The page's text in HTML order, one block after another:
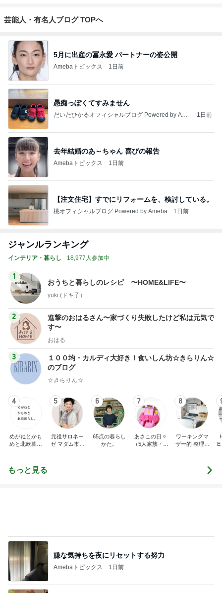
芸能人・有名人ブログ TOPへ
5月に出産の冨永愛 パートナーの姿公開
Amebaトピックス 1日前
愚痴っぽくてすみません
だいたひかるオフィシャルブログ Powered by Ame
1日前
去年結婚のあ～ちゃん 喜びの報告
Amebaトピックス 1日前
【注文住宅】すでにリフォームを、検討している。
桃オフィシャルブログ Powered by Ameba 1日前
ジャンルランキング
インテリア・暮らし 18,977人参加中
1
おうちと暮らしのレシピ 〜HOME&LIFE〜
yuki (ドキ子）
2
進撃のおはるさん〜家づくり失敗したけど私は元気で
す〜
おはる
3
１００均・カルディ大好き！食いしん坊☆きらりん☆
のブログ
☆きらりん☆
4
めがねとかも
めと北欧暮ら
5
元祖サロネー
ゼ マダム市川
6
65点の暮らし
かた。
7
あさこの日々
（5人家族・投
8
ワーキングマ
ザー的 整理収
E
もっと見る
嫌な気持ちを夜にリセットする努力
Amebaトピックス 1日前